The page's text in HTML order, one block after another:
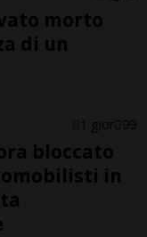
morto
di un
1 gior 99
bloccato
in